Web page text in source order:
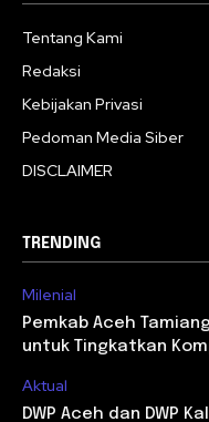
Tentang Kami
Redaksi
Kebijakan Privasi
Pedoman Media Siber
DISCLAIMER
TRENDING
Milenial
Pemkab Aceh
untuk Tingkatkan
Aktual
DWP Aceh dan DWP